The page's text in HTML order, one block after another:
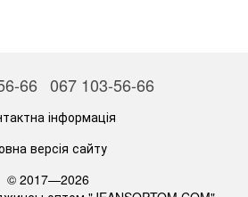
66 067 103-56-66
інформація
версія сайту
© 2017—2026